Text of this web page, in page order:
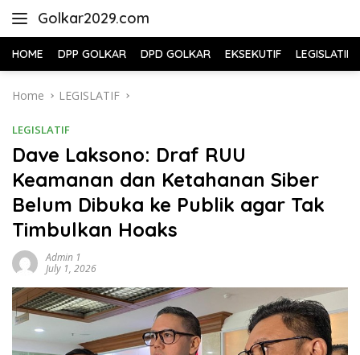
Golkar2029.com
HOME DPP GOLKAR DPD GOLKAR EKSEKUTIF LEGISLATIF
Home LEGISLATIF
LEGISLATIF
Dave Laksono: Draf RUU
Keamanan dan Ketahanan Siber
Belum Dibuka ke Publik agar Tak
Timbulkan Hoaks
Admin 1
July 1, 2026